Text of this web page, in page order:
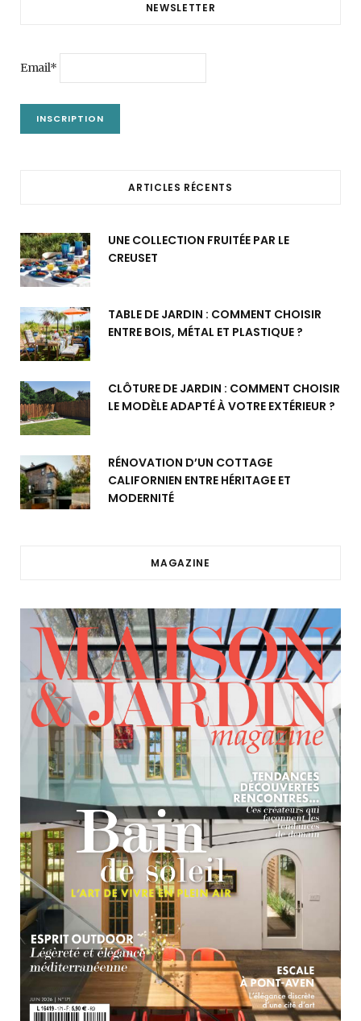
NEWSLETTER
Email*
ARTICLES RÉCENTS
UNE COLLECTION FRUITÉE PAR LE
CREUSET
TABLE DE JARDIN : COMMENT CHOISIR
ENTRE BOIS, MÉTAL ET PLASTIQUE ?
CLÔTURE DE JARDIN : COMMENT CHOISIR
LE MODÈLE ADAPTÉ À VOTRE EXTÉRIEUR ?
RÉNOVATION D’UN COTTAGE
CALIFORNIEN ENTRE HÉRITAGE ET
MODERNITÉ
MAGAZINE